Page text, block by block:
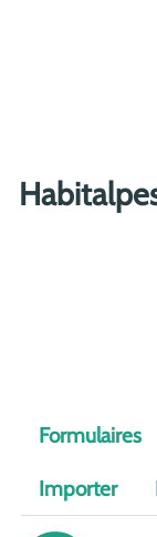
Aller au
Formulaires
Importer